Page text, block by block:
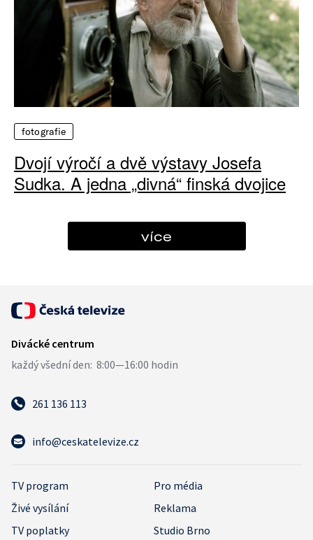
fotografie
Dvojí výročí a dvě výstavy Josefa
Sudka. A jedna „divná“ finská dvojice
více
261 136 113
info@ceskatelevize.cz
TV program
Pro média
Živé vysílání
Reklama
TV poplatky
Studio Brno